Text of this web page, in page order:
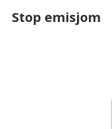
Stop emisjom